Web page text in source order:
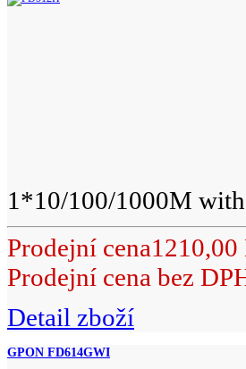
1*10/100/1000M
Prodejní cena1210,00
Prodejní cena bez
Detail zboží
GPON FD614GWI